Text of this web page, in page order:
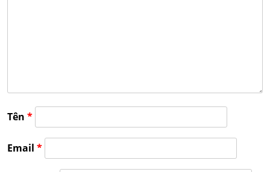
Tên *
Email *